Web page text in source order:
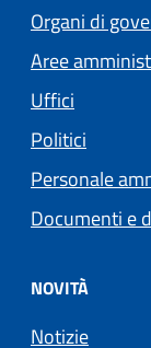
Organi di
Aree
Uffici
Politici
Personale
Documenti e
NOVITÀ
Notizie